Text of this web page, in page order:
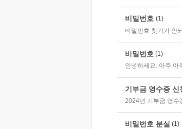
비밀번호 (1)
비밀번호 찾기가 안
비밀번호 (1)
안녕하세요. 아주 아
기부금 영수증 신
2024년 기부금 영수
비밀번호 분실 (1)